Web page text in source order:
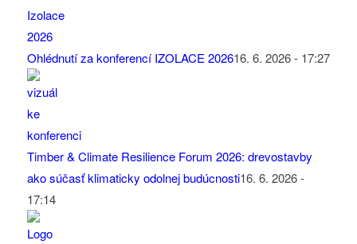
Ohlédnutí za konferencí IZOLACE 202616. 6. 2026 - 17:27
Timber & Climate Resilience Forum 2026: drevostavby
ako súčasť klimaticky odolnej budúcnosti16. 6. 2026 -
17:14